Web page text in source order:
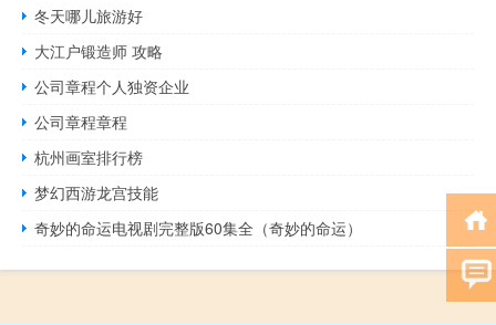
冬天哪儿旅游好
大江户锻造师 攻略
公司章程个人独资企业
公司章程章程
杭州画室排行榜
梦幻西游龙宫技能
奇妙的命运电视剧完整版60集全（奇妙的命运）